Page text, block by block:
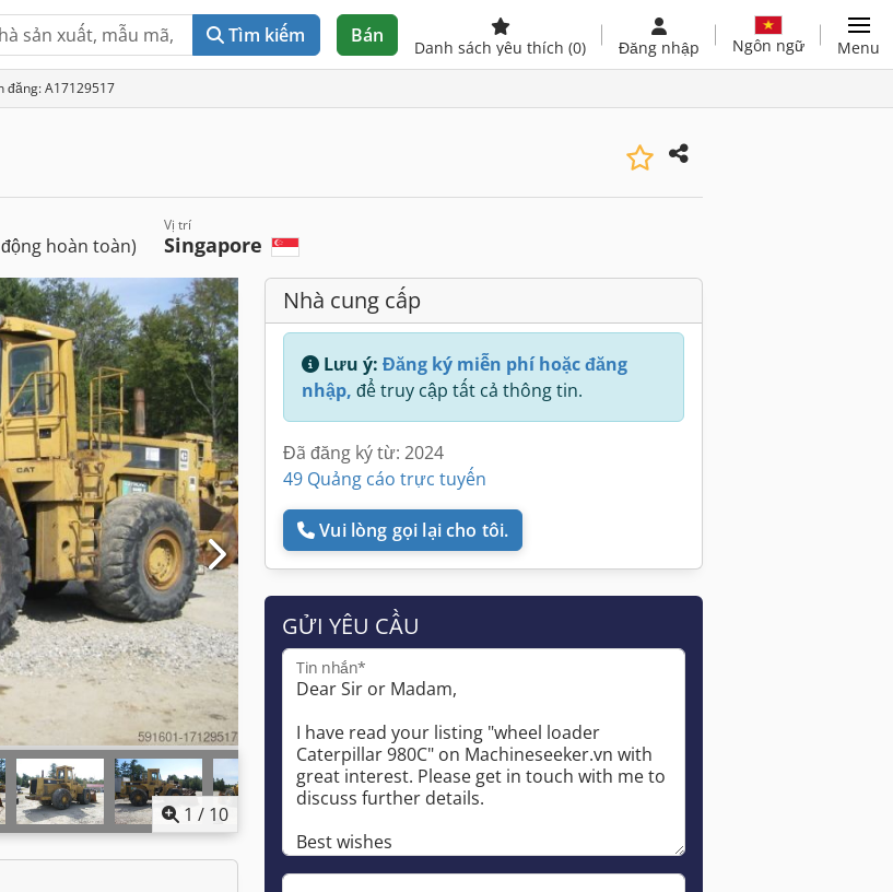
Tìm kiếm Bán
Danh sách yêu thích (0) Đăng nhập Ngôn ngữ Menu
đăng: A17129517
hoàn toàn)
Vị trí
Singapore
1 / 10
Nhà cung cấp
Lưu ý: Đăng ký miễn phí hoặc đăng
nhập, để truy cập tất cả thông tin.
Đã đăng ký từ: 2024
49 Quảng cáo trực tuyến
Vui lòng gọi lại cho tôi.
GỬI YÊU CẦU
Tin nhắn*